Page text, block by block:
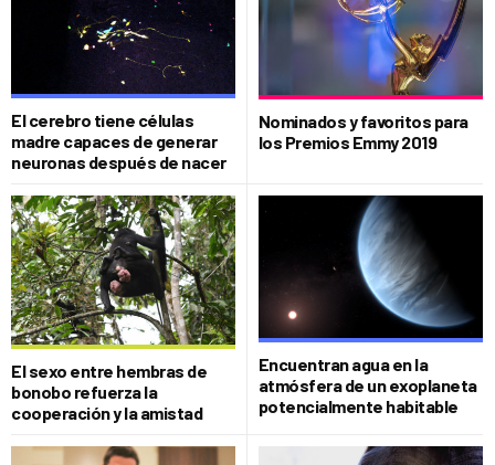
El cerebro tiene células
madre capaces de generar
neuronas después de nacer
Nominados y favoritos para
los Premios Emmy 2019
El sexo entre hembras de
bonobo refuerza la
cooperación y la amistad
Encuentran agua en la
atmósfera de un exoplaneta
potencialmente habitable